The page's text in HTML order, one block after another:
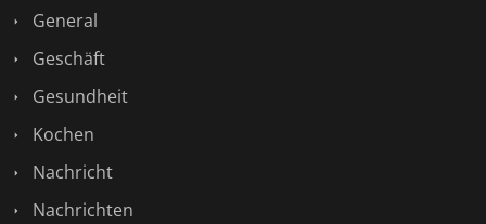
General
Geschäft
Gesundheit
Kochen
Nachricht
Nachrichten